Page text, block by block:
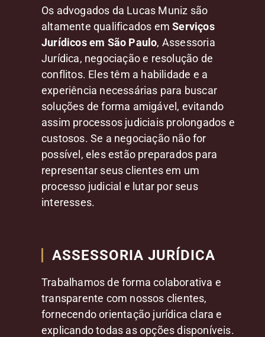
Os advogados da Lucas Muniz são
altamente qualificados emServiços
Jurídicos em São Paulo, Assessoria
Jurídica, negociação e resolução de
conflitos. Eles têm a habilidade e a
experiência necessárias para buscar
soluções de forma amigável, evitando
assim processos judiciais prolongados e
custosos. Se a negociação não for
possível, eles estão preparados para
representar seus clientes em um
processo judicial e lutar por seus
interesses.
ASSESSORIA JURÍDICA
Trabalhamos de forma colaborativa e
transparente com nossos clientes,
fornecendo orientação jurídica clara e
explicando todas as opções disponíveis.